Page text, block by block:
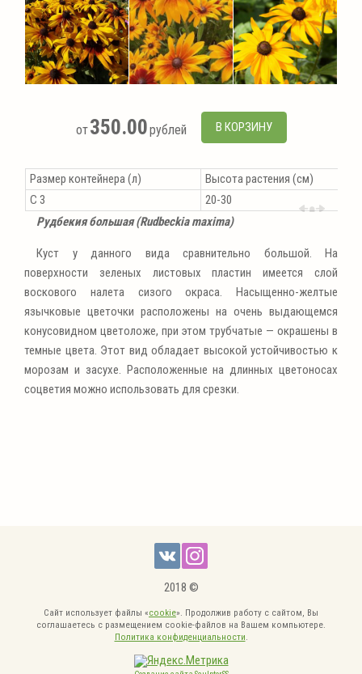
от350.00рублей В КОРЗИНУ
Размер контейнера (л)
Высота растения (см)
С 3
20-30
Рудбекия большая (Rudbeckia maxima)
Куст у данного вида сравнительно большой. На
поверхности зеленых листовых пластин имеется слой
воскового налета сизого окраса. Насыщенно-желтые
язычковые цветочки расположены на очень выдающемся
конусовидном цветоложе, при этом трубчатые — окрашены в
темные цвета. Этот вид обладает высокой устойчивостью к
морозам и засухе. Расположенные на длинных цветоносах
соцветия можно использовать для срезки.
2018 ©
Сайт использует файлы «cookie». Продолжив работу с сайтом, Вы
соглашаетесь с размещением cookie-файлов на Вашем компьютере.
Политика конфиденциальности